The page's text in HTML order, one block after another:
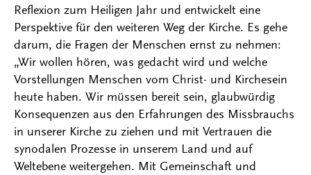
Reflexion zum Heiligen Jahr und entwickelt eine
Perspektive für den weiteren Weg der Kirche. Es gehe
darum, die Fragen der Menschen ernst zu nehmen:
„Wir wollen hören, was gedacht wird und welche
Vorstellungen Menschen vom Christ- und Kirchesein
heute haben. Wir müssen bereit sein, glaubwürdig
Konsequenzen aus den Erfahrungen des Missbrauchs
in unserer Kirche zu ziehen und mit Vertrauen die
synodalen Prozesse in unserem Land und auf
Weltebene weitergehen. Mit Gemeinschaft und